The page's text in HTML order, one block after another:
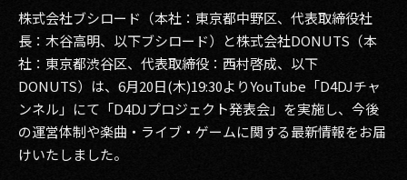
医療(CLIUS)
出版メディア
美少女図鑑
イベント
RECRUIT
CONTACT
株式会社ブシロード（本社：東京都中野区、代表取締役社
長：木谷高明、以下ブシロード）と株式会社DONUTS（本
社：東京都渋⾕区、代表取締役：⻄村啓成、以下
DONUTS）は、6月20日(木)19:30よりYouTube「D4DJチャ
ンネル」にて「D4DJプロジェクト発表会」を実施し、今後
の運営体制や楽曲・ライブ・ゲームに関する最新情報をお届
けいたしました。